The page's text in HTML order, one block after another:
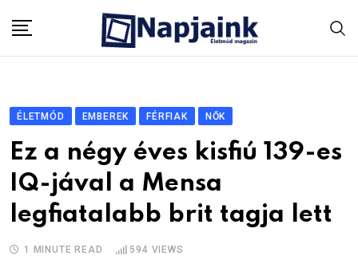
ÉLETMÓD EMBEREK FÉRFIAK NŐK
Ez a négy éves kisfiú 139-es
IQ-jával a Mensa
legfiatalabb brit tagja lett
1 MINUTE READ 594 VIEWS